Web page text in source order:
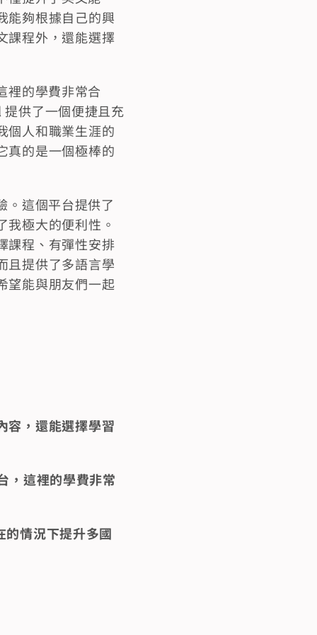
能夠根據自己的興
課程外，還能選擇
裡的學費非常合
供了一個便捷且充
個人和職業生涯的
真的是一個極棒的
。這個平台提供了
極大的便利性。
課程、有彈性安排
且提供了多語言學
望能與朋友們一起
容，還能選擇學習
，這裡的學費非常
情況下提升多國